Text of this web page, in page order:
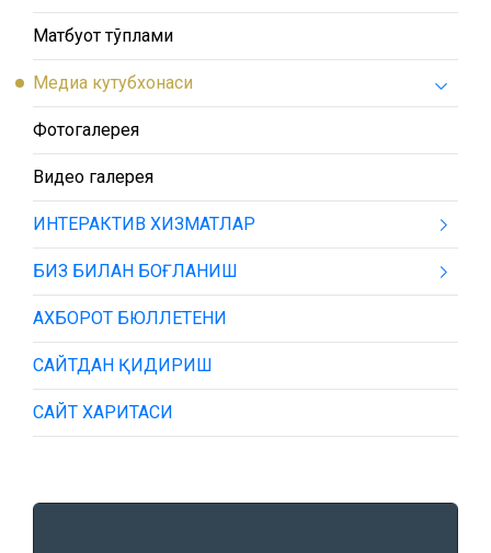
Матбуот тўплами
Медиа кутубхонаси
Фотогалерея
Видео галерея
ИНТЕРАКТИВ ХИЗМАТЛАР
БИЗ БИЛАН БОҒЛАНИШ
АХБОРОТ БЮЛЛЕТЕНИ
САЙТДАН ҚИДИРИШ
САЙТ ХАРИТАСИ